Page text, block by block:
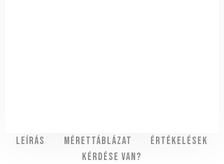
Leírás Mérettáblázat
Értékelések
Kérdése van?